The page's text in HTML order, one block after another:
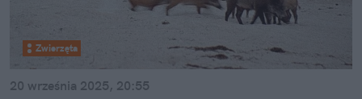
Zwierzęta
20 września 2025, 20:55